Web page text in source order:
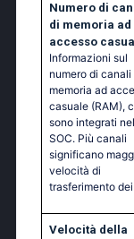
Numero di
di memoria ad
accesso
Informazioni sul
numero di canali
memoria ad
casuale (RAM),
sono integrati
SOC. Più canali
significano
velocità di
trasferimento
Velocità della